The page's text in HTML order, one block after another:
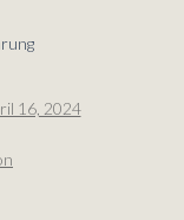
16, 2024